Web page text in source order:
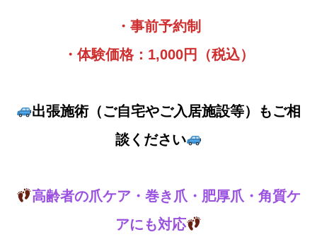
・事前予約制
・体験価格：1,000円（税込）
出張施術（ご自宅やご入居施設等）もご相
談ください
高齢者の爪ケア・巻き爪・肥厚爪・角質ケ
アにも対応